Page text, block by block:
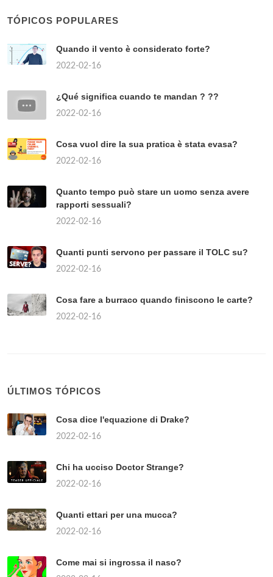
TÓPICOS POPULARES
Quando il vento è considerato forte?
2022-02-16
¿Qué significa cuando te mandan ? ??
2022-02-16
Cosa vuol dire la sua pratica è stata evasa?
2022-02-16
Quanto tempo può stare un uomo senza avere
rapporti sessuali?
2022-02-16
Quanti punti servono per passare il TOLC su?
2022-02-16
Cosa fare a burraco quando finiscono le carte?
2022-02-16
ÚLTIMOS TÓPICOS
Cosa dice l'equazione di Drake?
2022-02-16
Chi ha ucciso Doctor Strange?
2022-02-16
Quanti ettari per una mucca?
2022-02-16
Come mai si ingrossa il naso?